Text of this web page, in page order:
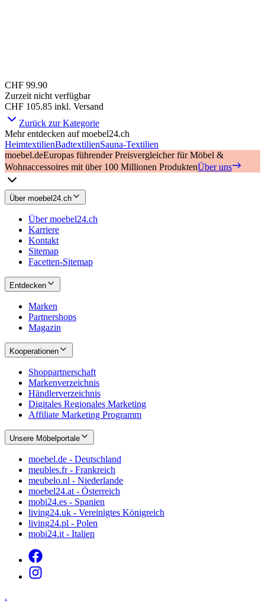
CHF 99.90
Zurzeit nicht verfügbar
CHF 105.85 inkl. Versand
Zurück zur Kategorie
Mehr entdecken auf moebel24.ch
HeimtextilienBadtextilienSauna-Textilien
moebel.deEuropas führender Preisvergleicher für Möbel &
Wohnaccessoires mit über 100 Millionen ProduktenÜber uns
Über moebel24.ch
Über moebel24.ch
Karriere
Kontakt
Sitemap
Facetten-Sitemap
Entdecken
Marken
Partnershops
Magazin
Kooperationen
Shoppartnerschaft
Markenverzeichnis
Händlerverzeichnis
Digitales Regionales Marketing
Affiliate Marketing Programm
Unsere Möbelportale
moebel.de - Deutschland
meubles.fr - Frankreich
meubelo.nl - Niederlande
moebel24.at - Österreich
mobi24.es - Spanien
living24.uk - Vereinigtes Königreich
living24.pl - Polen
mobi24.it - Italien
.